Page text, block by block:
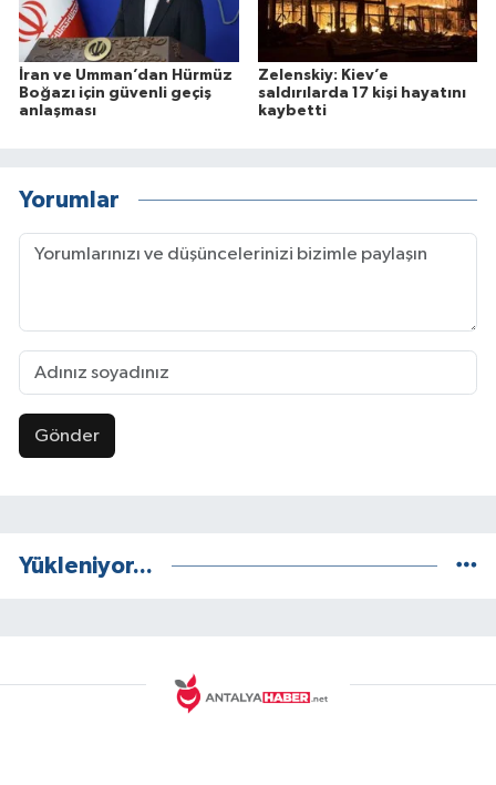
İran ve Umman’dan Hürmüz
Boğazı için güvenli geçiş
anlaşması
Zelenskiy: Kiev’e
saldırılarda 17 kişi hayatını
kaybetti
Yorumlar
Gönder
Yükleniyor...